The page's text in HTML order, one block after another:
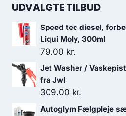
UDVALGTE TILBUD
Speed tec diesel,
Liqui Moly, 300ml
79.00 kr.
Jet Washer /
fra Jwl
309.00 kr.
Autoglym Fælgpleje